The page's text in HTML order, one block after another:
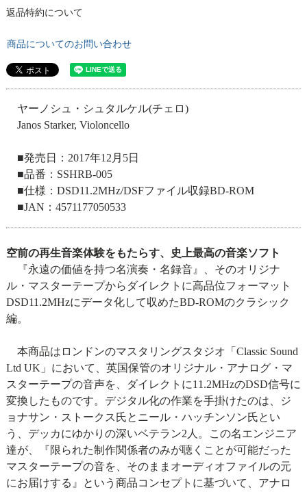
返品特約について
商品についてのお問い合わせ
ヤーノシュ・シュタルケル(チェロ)
Janos Starker, Violoncello
■発売日：2017年12月5日
■品番：SSHRB-005
■仕様：DSD11.2MHz/DSFファイル収録BD-ROM
■JAN：4571177050533
空前の再生音楽体験をもたらす、史上最高の音楽ソフト
『永遠の価値を持つ名演奏・名録音』、そのオリジナ
ル・マスターテープからダイレクトに高品位フォーマット
DSD11.2MHzにデータ化して収めたBD-ROMのクラシック
編。
本商品はロンドンのマスタリングスタジオ「Classic Sound
Ltd UK」において、英国保管のオリジナル・アナログ・マ
スターテープの音声を、ダイレクトに11.2MHzのDSD信号に
変換したものです。デジタル化の作業を手掛けたのは、ジ
ョナサン・ストークス氏とニール・ハッチンソン氏とい
う、デッカにゆかりの深いベテラン2人。この名エンジニア
達が、『限られた制作関係者のみが聴くことが可能だった
マスターテープの音を、そのままオーディオファイルの元
にお届けする』という商品コンセプトに基づいて、アナロ